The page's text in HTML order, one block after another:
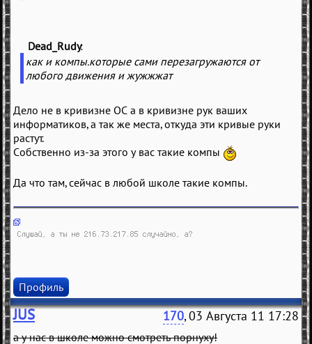
Dead_Rudy
как и компы.которые сами перезагружаются от
любого движения и жужжжат
Дело не в кривизне ОС а в кривизне рук ваших
информатиков, а так же места, откуда эти кривые руки
растут.
Собственно из-за этого у вас такие компы
Да что там, сейчас в любой школе такие компы.
Профиль
JUS 170, 03 Августа 11 17:28
а у нас в школе можно смотреть порнуху!